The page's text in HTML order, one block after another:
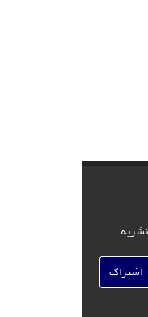
اشتراک